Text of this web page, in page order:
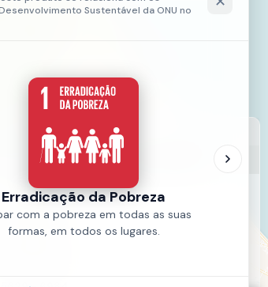
208 - 1563
1563 - 2918
2918 - 4274